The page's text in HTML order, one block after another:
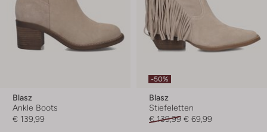
Blasz
Ankle Boots
€ 139,99
-50%
Blasz
Stiefeletten
€ 139,99 € 69,99